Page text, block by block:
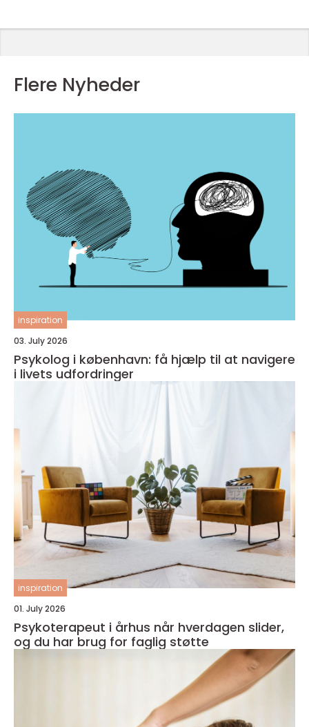
Flere Nyheder
inspiration
03. July 2026
Psykolog i københavn: få hjælp til at navigere
i livets udfordringer
inspiration
01. July 2026
Psykoterapeut i århus når hverdagen slider,
og du har brug for faglig støtte